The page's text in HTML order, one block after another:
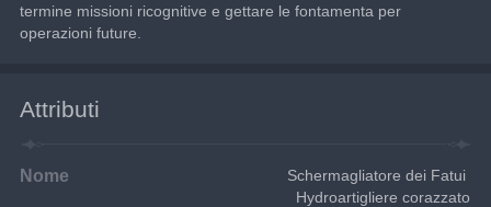
termine missioni ricognitive e gettare le fontamenta per
operazioni future.
Attributi
Nome
Schermagliatore dei Fatui
Hydroartigliere corazzato